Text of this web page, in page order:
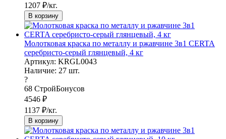
1207 ₽/кг.
В корзину
Молотковая краска по металлу и ржавчине 3в1 CERTA
серебристо-серый глянцевый, 4 кг
Артикул: KRGL0043
Наличие: 27 шт.
?
68 СтройБонусов
4546 ₽
1137 ₽/кг.
В корзину